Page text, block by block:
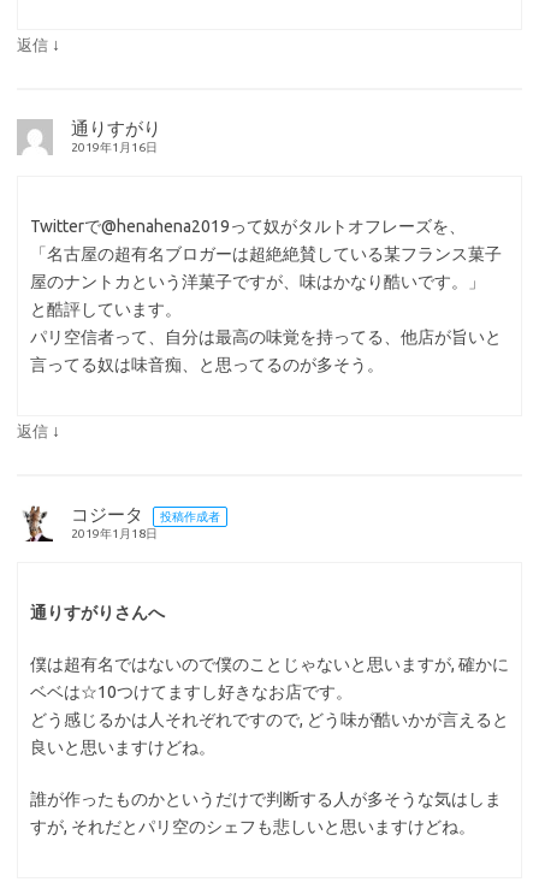
返信 ↓
通りすがり
2019年1月16日
Twitterで@henahena2019って奴がタルトオフレーズを、
「名古屋の超有名ブロガーは超絶絶賛している某フランス菓子
屋のナントカという洋菓子ですが、味はかなり酷いです。」
と酷評しています。
パリ空信者って、自分は最高の味覚を持ってる、他店が旨いと
言ってる奴は味音痴、と思ってるのが多そう。
返信 ↓
コジータ
投稿作成者
2019年1月18日
通りすがりさんへ
僕は超有名ではないので僕のことじゃないと思いますが, 確かに
ベベは☆10つけてますし好きなお店です。
どう感じるかは人それぞれですので, どう味が酷いかが言えると
良いと思いますけどね。
誰が作ったものかというだけで判断する人が多そうな気はしま
すが, それだとパリ空のシェフも悲しいと思いますけどね。